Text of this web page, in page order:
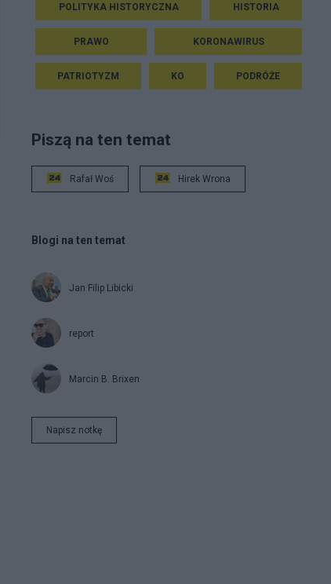
POLITYKA HISTORYCZNA HISTORIA
PRAWO KORONAWIRUS
PATRIOTYZM KO PODRÓŻE
Piszą na ten temat
Rafał Woś Hirek Wrona
Blogi na ten temat
Jan Filip Libicki
report
Marcin B. Brixen
Napisz notkę